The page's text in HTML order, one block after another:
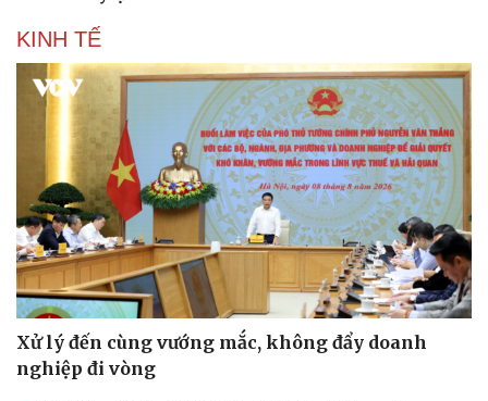
KINH TẾ
Xử lý đến cùng vướng mắc, không đẩy doanh
nghiệp đi vòng